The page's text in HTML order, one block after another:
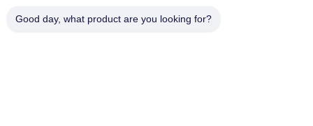
Contato rápido
Good day, what product are you looking for?